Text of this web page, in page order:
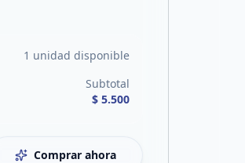
1 unidad disponible
Subtotal
$ 5.500
Comprar ahora